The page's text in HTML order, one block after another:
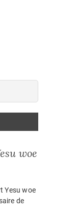
woe
Yesu woe
de